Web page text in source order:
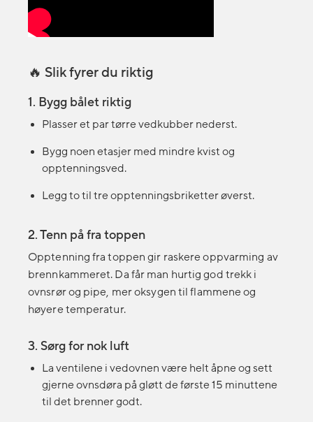
🔥 Slik fyrer du riktig
1. Bygg bålet riktig
Plasser et par tørre vedkubber nederst.
Bygg noen etasjer med mindre kvist og
opptenningsved.
Legg to til tre opptenningsbriketter øverst.
2. Tenn på fra toppen
Opptenning fra toppen gir raskere oppvarming av
brennkammeret. Da får man hurtig god trekk i
ovnsrør og pipe, mer oksygen til flammene og
høyere temperatur.
3. Sørg for nok luft
La ventilene i vedovnen være helt åpne og sett
gjerne ovnsdøra på gløtt de første 15 minuttene
til det brenner godt.